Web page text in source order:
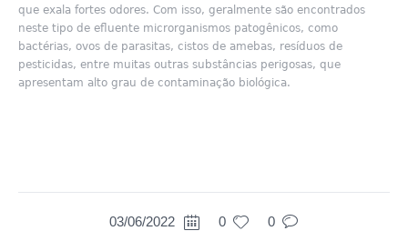
que exala fortes odores. Com isso, geralmente são encontrados
neste tipo de efluente microrganismos patogênicos, como
bactérias, ovos de parasitas, cistos de amebas, resíduos de
pesticidas, entre muitas outras substâncias perigosas, que
apresentam alto grau de contaminação biológica.
03/06/2022 0 0